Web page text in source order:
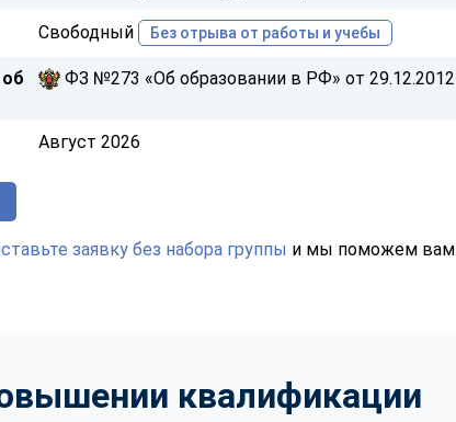
Свободный Без отрыва от работы и учебы
ФЗ №273 «Об образовании в РФ» от 29.12.2012
Август 2026
заявку без набора группы и мы поможем вам
квалификации